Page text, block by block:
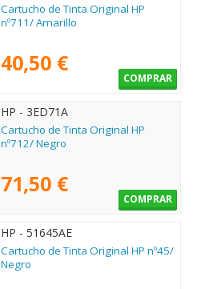
Cartucho de Tinta Original HP
nº711/ Amarillo
40,50 €
COMPRAR
HP - 3ED71A
Cartucho de Tinta Original HP
nº712/ Negro
71,50 €
COMPRAR
HP - 51645AE
Cartucho de Tinta Original HP nº45/
Negro